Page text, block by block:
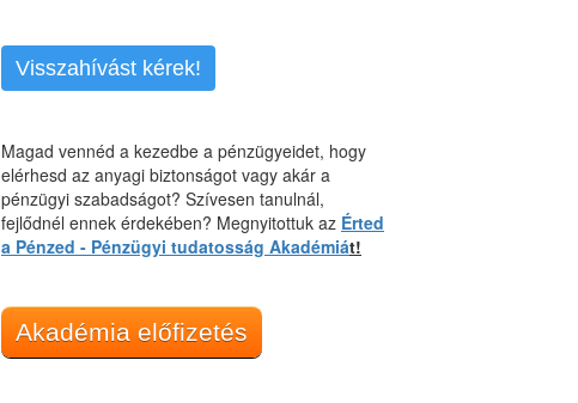
Visszahívást kérek!
Magad vennéd a kezedbe a pénzügyeidet, hogy
elérhesd az anyagi biztonságot vagy akár a
pénzügyi szabadságot? Szívesen tanulnál,
fejlődnél ennek érdekében? Megnyitottuk az Érted
a Pénzed - Pénzügyi tudatosság Akadémiát!
Akadémia előfizetés